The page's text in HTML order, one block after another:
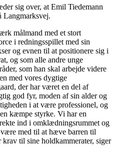
sig over, at Emil Tiedemann
Langmarksvej.
målmand med et stort
i redningsspillet med sin
og evnen til at positionere sig i
og som alle andre unge
som han skal arbejde videre
med vores dygtige
der har været en del af
god fyr, moden af sin alder og
i at være professionel, og
kæmpe styrke. Vi har en
ind i omklædningsrummet og
med til at hæve barren til
til sine holdkammerater, siger